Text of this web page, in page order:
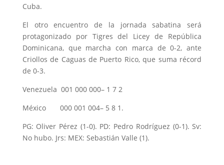
Cuba.
El otro encuentro de la jornada sabatina será
protagonizado por Tigres del Licey de República
Dominicana, que marcha con marca de 0-2, ante
Criollos de Caguas de Puerto Rico, que suma récord
de 0-3.
Venezuela 001 000 000– 1 7 2
México 000 001 004– 5 8 1.
PG: Oliver Pérez (1-0). PD: Pedro Rodríguez (0-1). Sv:
No hubo. Jrs: MEX: Sebastián Valle (1).